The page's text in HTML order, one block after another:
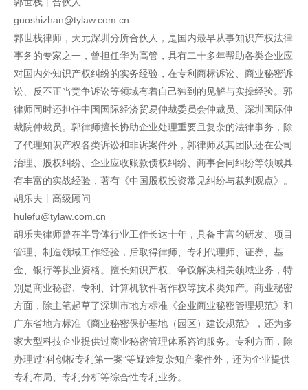
guoshizhan@tylaw.com.cn
郭世栈律师，天元深圳分所合伙人，是国内最早从事知识产权法律
事务的专家之一，曾担任华为高管，具有二十多年帮助各类企业应
对国内外知识产权纠纷的实务经验，在专利商标诉讼、商业秘密诉
讼、反不正当竞争诉讼等领域有着自己独到的见解与实操经验。郭
律师同时还担任中国国际经济贸易仲裁委员会仲裁员、深圳国际仲
裁院仲裁员。郭律师擅长协助企业处理重要且复杂的法律事务，除
了代理知识产权各类诉讼和非诉案件外，郭律师及其团队还在公司
治理、股权纠纷、企业应收账款债权纠纷、商事合同纠纷等领域具
有丰富的实战经验，著有《中国股权投资常见纠纷与裁判观点》。
胡乐夫丨高级顾问
hulefu@tylaw.com.cn
胡乐夫律师曾在半导体行业工作长达十年，具备丰富的研发、项目
管理、制造领域工作经验，后取得律师、专利代理师、证券、基
金、银行等执业资格。擅长知识产权、争议解决相关领域业务，特
别是商业秘密、专利、计算机软件著作权等技术类知产。商业秘密
方面，除主笔起草了深圳市地方标准《企业商业秘密管理规范》和
广东省地方标准《商业秘密保护基地（园区）建设规范》，还为多
家大型科技企业提供过商业秘密管理体系咨询服务。专利方面，除
办理过“科创板专利第一案”等疑难复杂知产案件外，还为企业提供
专利布局、专利分析等综合性专利业务。